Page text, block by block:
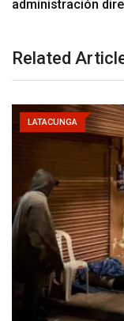
administración
Related
LATACUNGA